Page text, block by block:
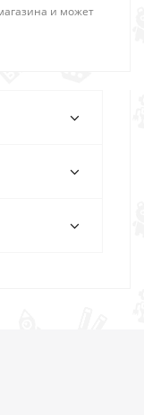
и может